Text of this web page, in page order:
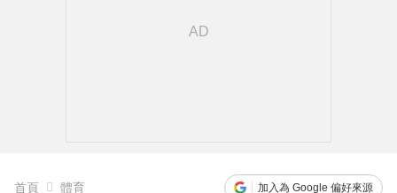
首頁 體育 加入為 Google 偏好來源